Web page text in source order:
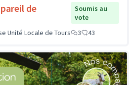
de
Soumis au
vote
Unité Locale de Tours
3 43